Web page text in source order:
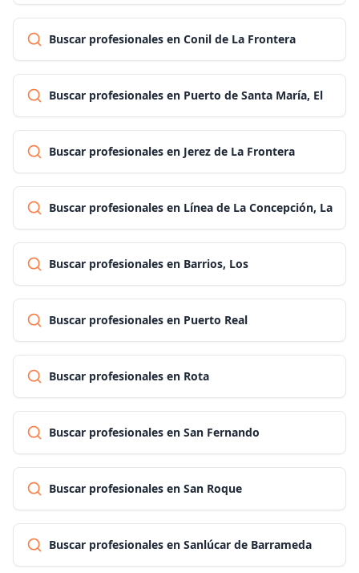
Buscar profesionales en Conil de La Frontera
Buscar profesionales en Puerto de Santa María, El
Buscar profesionales en Jerez de La Frontera
Buscar profesionales en Línea de La Concepción, La
Buscar profesionales en Barrios, Los
Buscar profesionales en Puerto Real
Buscar profesionales en Rota
Buscar profesionales en San Fernando
Buscar profesionales en San Roque
Buscar profesionales en Sanlúcar de Barrameda